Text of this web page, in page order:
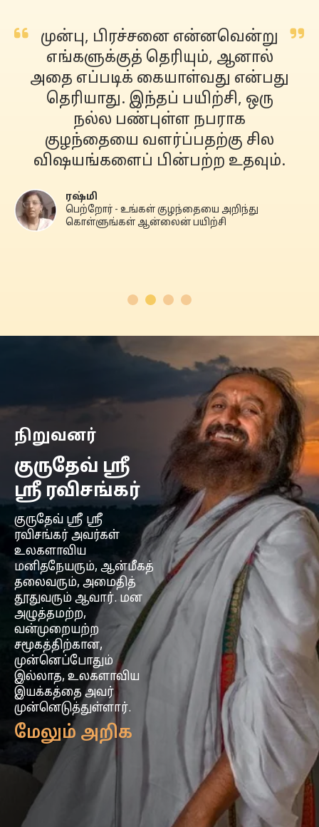
முன்பு, பிரச்சனை என்னவென்று
எங்களுக்குத் தெரியும், ஆனால்
அதை எப்படிக் கையாள்வது என்பது
தெரியாது. இந்தப் பயிற்சி, ஒரு
நல்ல பண்புள்ள நபராக
குழந்தையை வளர்ப்பதற்கு சில
விஷயங்களைப் பின்பற்ற உதவும்.
ரஷ்மி
பெற்றோர் - உங்கள் குழந்தையை அறிந்து
கொள்ளுங்கள் ஆன்லைன் பயிற்சி
நிறுவனர்
குருதேவ் ஸ்ரீ
ஸ்ரீ ரவிசங்கர்
குருதேவ் ஸ்ரீ ஸ்ரீ
ரவிசங்கர் அவர்கள்
உலகளாவிய
மனிதநேயரும், ஆன்மீகத்
தலைவரும், அமைதித்
தூதுவரும் ஆவார். மன
அழுத்தமற்ற,
வன்முறையற்ற
சமூகத்திற்கான,
முன்னெப்போதும்
இல்லாத, உலகளாவிய
இயக்கத்தை அவர்
முன்னெடுத்துள்ளார்.
மேலும் அறிக